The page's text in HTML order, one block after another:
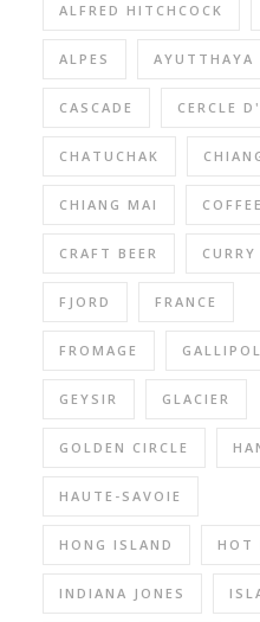
ALFRED HITCHCOCK
ALPES AYUTTHAYA
CASCADE CERCLE
CHATUCHAK
CHIANG MAI
CRAFT BEER CURRY
FJORD FRANCE
FROMAGE
GEYSIR GLACIER
GOLDEN CIRCLE
HAUTE-SAVOIE
HONG ISLAND HOT
INDIANA JONES